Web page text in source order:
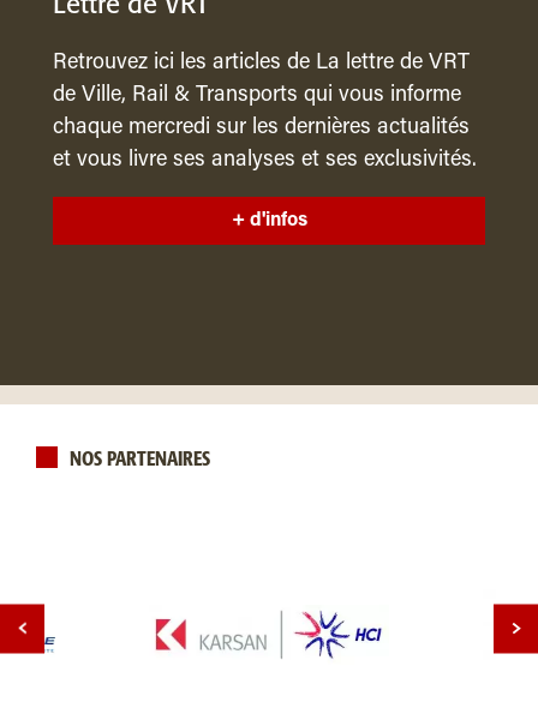
Retrouvez ici les articles de La lettre de VRT
de Ville, Rail & Transports qui vous informe
chaque mercredi sur les dernières actualités
et vous livre ses analyses et ses exclusivités.
+ d'infos
NOS PARTENAIRES